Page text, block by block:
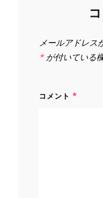
メールアドレス
*が付いている
コメント *